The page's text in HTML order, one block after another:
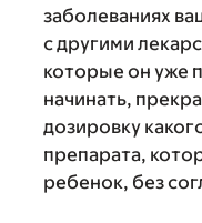
заболеваниях
с другими
которые он уже
начинать,
дозировку
препарата,
ребенок, без